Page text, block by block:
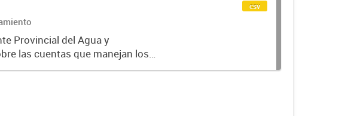
Provincial del Agua y
las cuentas que manejan los
a su cargo la prestación de los
csv